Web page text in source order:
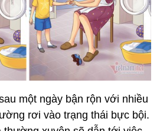
một ngày bận rộn với nhiều
rơi vào trạng thái bực bội.